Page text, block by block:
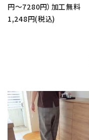
円～7280円）加工無料
1,248円(税込)